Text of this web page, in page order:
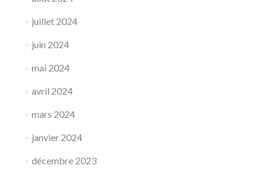
juillet 2024
juin 2024
mai 2024
avril 2024
mars 2024
janvier 2024
décembre 2023